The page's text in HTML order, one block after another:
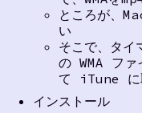
ところが、
い
そこで、タイ
の WMA ファ
て iTune に
インストール